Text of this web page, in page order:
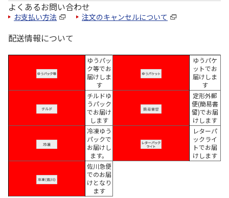
よくあるお問い合わせ
お支払い方法 注文のキャンセルについて
配送情報について
ゆうパッ
ク等でお
届けしま
す
ゆうパケ
ットでお
届けしま
す
チルドゆ
うパック
でお届け
します
定形外郵
便(簡易書
留)でお届
けします
冷凍ゆう
パックで
お届けし
ます。
レターパ
ックライ
トでお届
けします
佐川急便
でのお届
けとなり
ます